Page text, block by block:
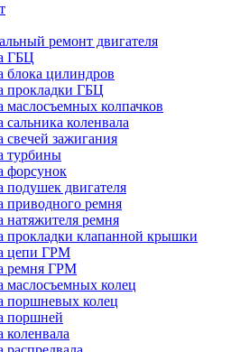
ремонт двигателя
ГБЦ
блока цилиндров
прокладки ГБЦ
маслосъемных колпачков
сальника коленвала
свечей зажигания
турбины
форсунок
подушек двигателя
приводного ремня
натяжителя ремня
прокладки клапанной крышки
цепи ГРМ
ремня ГРМ
маслосъемных колец
поршневых колец
поршней
коленвала